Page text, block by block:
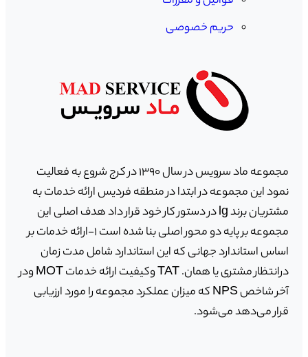
حریم خصوصی
مجموعه ماد سرویس در سال ١٣٩٠ در کرج شروع به فعالیت
نمود این مجموعه در ابتدا در منطقه فردیس ارائه خدمات به
مشتریان برند lg در دستور کار خود قرار داد هدف اصلی این
مجموعه بر پایه دو محور اصلی بنا شده است ١-ارائه خدمات بر
اساس استاندارد جهانی که این استاندارد شامل مدت زمان
درانتظار مشتری یا همان. TAT وکیفیت ارائه خدمات MOT ودر
آخر شاخص NPS که میزان عملکرد مجموعه را مورد ارزیابی
قرار می‌دهد می‌شود.